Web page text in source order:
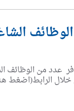
عدد من الوظائف